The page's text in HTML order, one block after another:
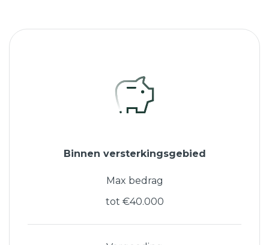
Binnen versterkingsgebied
Max bedrag
tot €40.000